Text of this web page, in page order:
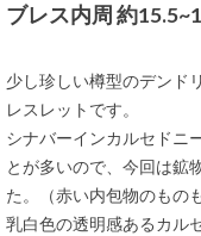
ブレス内周 約
少し珍しい樽型のデンド
レスレットです。
シナバーインカルセドニ
とが多いので、今回は鉱
た。（赤い内包物のもの
乳白色の透明感あるカル